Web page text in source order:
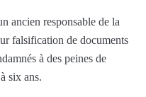
ancien responsable de la
falsification de documents
à des peines de
six ans.